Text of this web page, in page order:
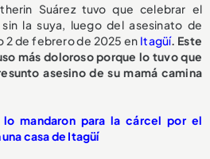
Suárez tuvo que celebrar el
la suya, luego del asesinato de
2 de febrero de 2025 en Itagüí. Este
más doloroso porque lo tuvo que
asesino de su mamá camina
mandaron para la cárcel por el
casa de Itagüí